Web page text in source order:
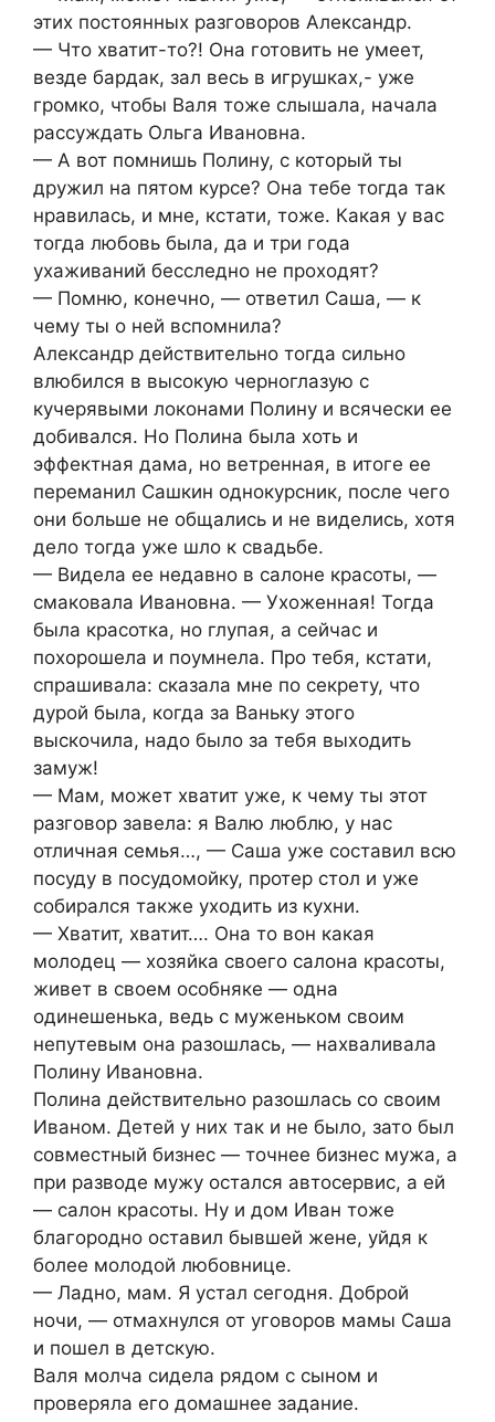
этих постоянных разговоров Александр.
— Что хватит-то?! Она готовить не умеет,
везде бардак, зал весь в игрушках,- уже
громко, чтобы Валя тоже слышала, начала
рассуждать Ольга Ивановна.
— А вот помнишь Полину, с который ты
дружил на пятом курсе? Она тебе тогда так
нравилась, и мне, кстати, тоже. Какая у вас
тогда любовь была, да и три года
ухаживаний бесследно не проходят?
— Помню, конечно, — ответил Саша, — к
чему ты о ней вспомнила?
Александр действительно тогда сильно
влюбился в высокую черноглазую с
кучерявыми локонами Полину и всячески ее
добивался. Но Полина была хоть и
эффектная дама, но ветренная, в итоге ее
переманил Сашкин однокурсник, после чего
они больше не общались и не виделись, хотя
дело тогда уже шло к свадьбе.
— Видела ее недавно в салоне красоты, —
смаковала Ивановна. — Ухоженная! Тогда
была красотка, но глупая, а сейчас и
похорошела и поумнела. Про тебя, кстати,
спрашивала: сказала мне по секрету, что
дурой была, когда за Ваньку этого
выскочила, надо было за тебя выходить
замуж!
— Мам, может хватит уже, к чему ты этот
разговор завела: я Валю люблю, у нас
отличная семья…, — Саша уже составил всю
посуду в посудомойку, протер стол и уже
собирался также уходить из кухни.
— Хватит, хватит…. Она то вон какая
молодец — хозяйка своего салона красоты,
живет в своем особняке — одна
одинешенька, ведь с муженьком своим
непутевым она разошлась, — нахваливала
Полину Ивановна.
Полина действительно разошлась со своим
Иваном. Детей у них так и не было, зато был
совместный бизнес — точнее бизнес мужа, а
при разводе мужу остался автосервис, а ей
— салон красоты. Ну и дом Иван тоже
благородно оставил бывшей жене, уйдя к
более молодой любовнице.
— Ладно, мам. Я устал сегодня. Доброй
ночи, — отмахнулся от уговоров мамы Саша
и пошел в детскую.
Валя молча сидела рядом с сыном и
проверяла его домашнее задание.